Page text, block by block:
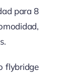
para 8
flybridge